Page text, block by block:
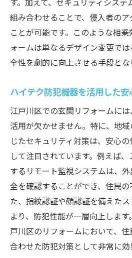
組み合わせることで、侵入者の
ことが可能です。このような相
ォームは単なるデザイン変更で
全性を劇的に向上させる手段とな
ハイテク防犯機器を活用した
江戸川区での玄関リフォームに
活用が欠かせません。特に、地
じたセキュリティ対策は、安心
して注目されています。例えば
するリモート監視システムは、
全を確認することができ、住民
た、指紋認証や顔認証を備えた
より、防犯性能が一層向上しま
戸川区のリフォームにおいて、
合わせた防犯対策として非常に効